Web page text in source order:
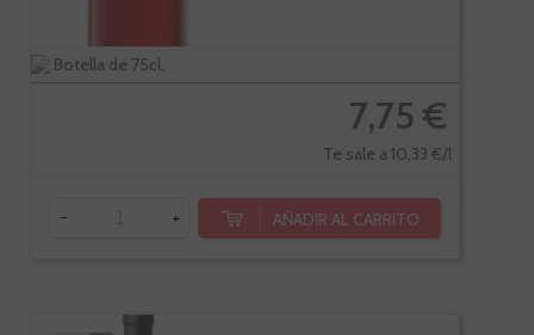
Botella de 75cl.
7,75 €
Te sale a 10,33 €/l
- + AÑADIR AL CARRITO